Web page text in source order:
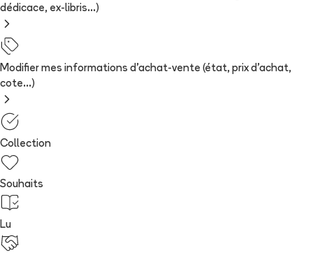
dédicace, ex-libris...)
Modifier mes informations d'achat-vente (état, prix d'achat,
cote...)
Collection
Souhaits
Lu